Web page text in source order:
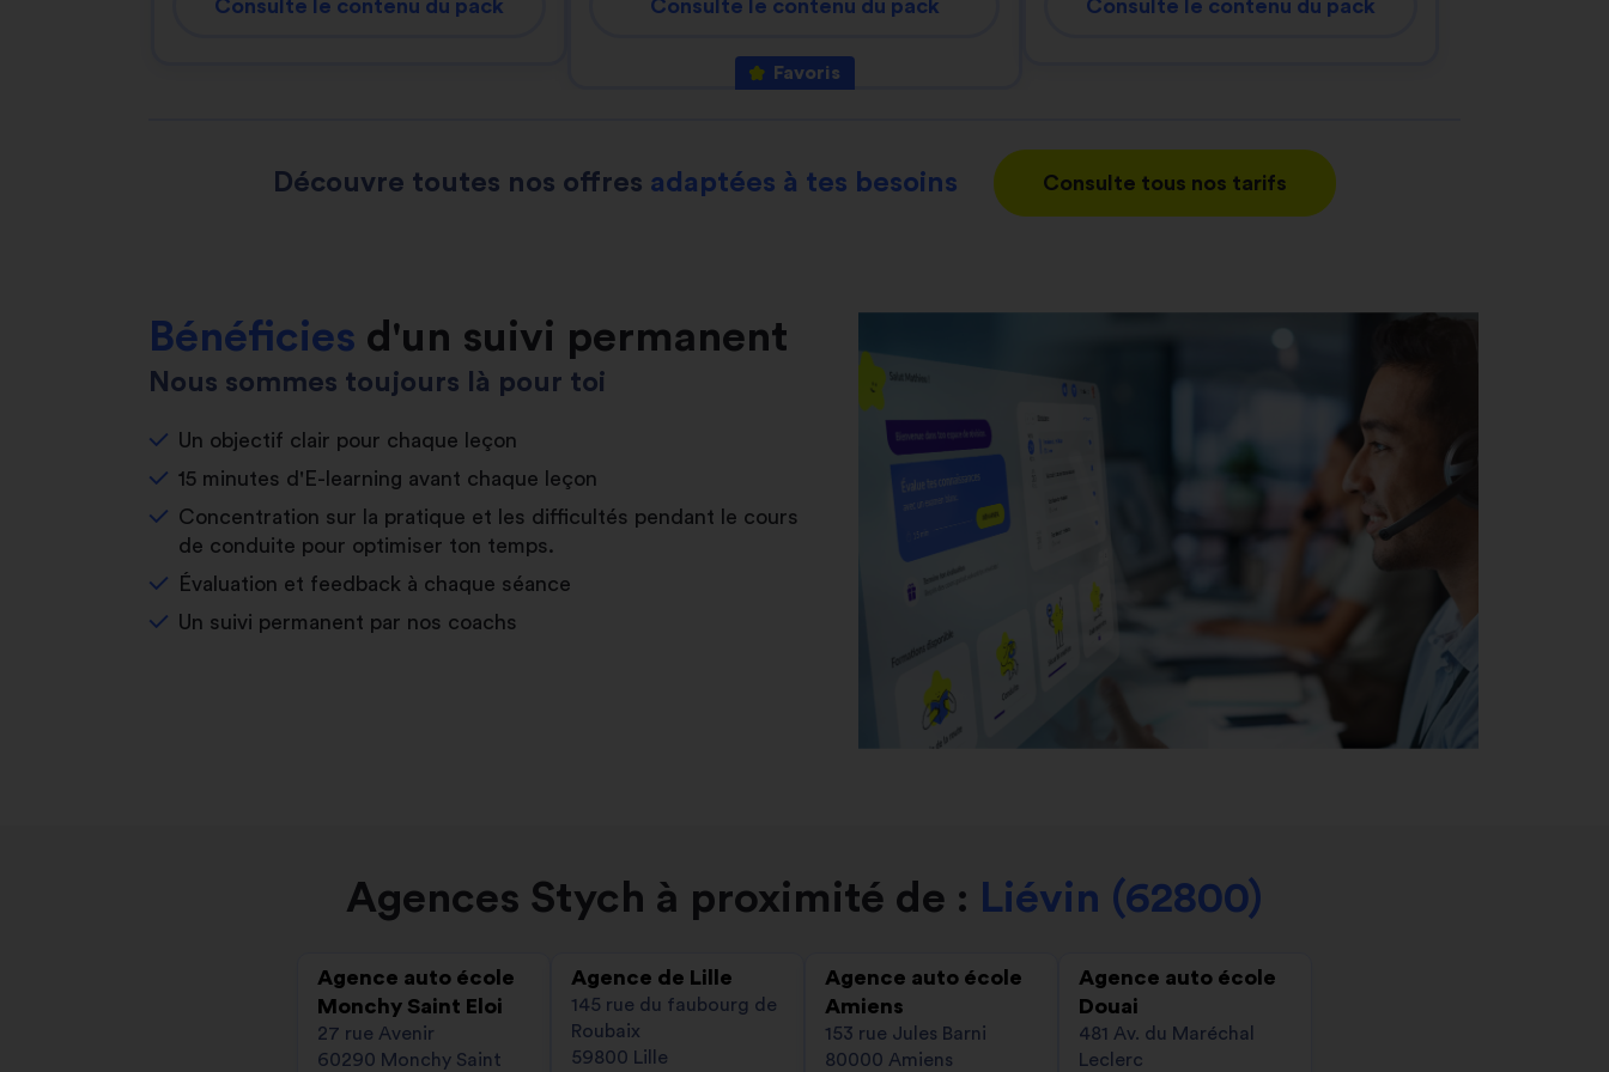
Consulte le contenu du pack Consulte le contenu du pack
Favoris
Consulte le contenu du pack
Découvre toutes nos offres adaptées à tes besoins Consulte tous nos tarifs
Bénéficies d'un suivi permanent
Nous sommes toujours là pour toi
Un objectif clair pour chaque leçon
15 minutes d'E-learning avant chaque leçon
Concentration sur la pratique et les difficultés pendant le cours
de conduite pour optimiser ton temps.
Évaluation et feedback à chaque séance
Un suivi permanent par nos coachs
Agences Stych à proximité de : Liévin (62800)
Agence auto école
Monchy Saint Eloi
27 rue Avenir
60290 Monchy Saint
Agence de Lille
145 rue du faubourg de
Roubaix
59800 Lille
Agence auto école
Amiens
153 rue Jules Barni
80000 Amiens
Agence auto école
Douai
481 Av. du Maréchal
Leclerc